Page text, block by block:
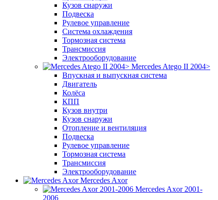
Кузов снаружи
Подвеска
Рулевое управление
Система охлаждения
Тормозная система
Трансмиссия
Электрооборудование
Mercedes Atego II 2004>
Впускная и выпускная система
Двигатель
Колёса
КПП
Кузов внутри
Кузов снаружи
Отопление и вентиляция
Подвеска
Рулевое управление
Тормозная система
Трансмиссия
Электрооборудование
Mercedes Axor
Mercedes Axor 2001-
2006